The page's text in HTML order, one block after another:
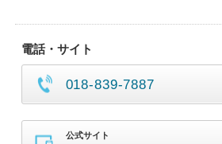
電話・サイト
018-839-7887
公式サイト